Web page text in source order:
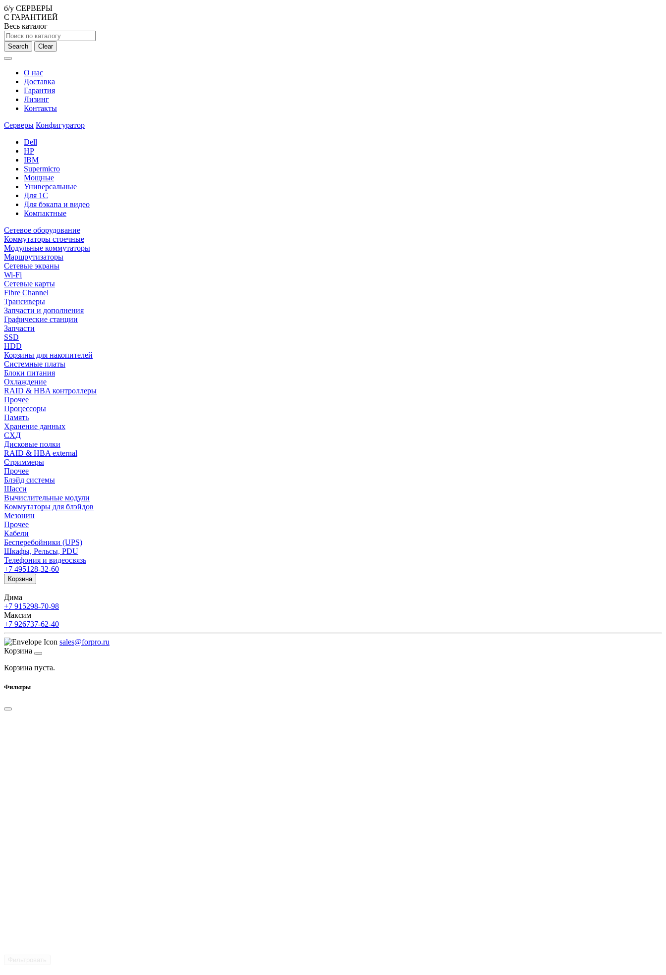
б/у СЕРВЕРЫ
С ГАРАНТИЕЙ
Весь каталог
Search Clear
О нас
Доставка
Гарантия
Лизинг
Контакты
Серверы Конфигуратор
Dell
HP
IBM
Supermicro
Мощные
Универсальные
Для 1С
Для бэкапа и видео
Компактные
Сетевое оборудование
Коммутаторы стоечные
Модульные коммутаторы
Маршрутизаторы
Сетевые экраны
Wi-Fi
Сетевые карты
Fibre Channel
Трансиверы
Запчасти и дополнения
Графические станции
Запчасти
SSD
HDD
Корзины для накопителей
Системные платы
Блоки питания
Охлаждение
RAID & HBA контроллеры
Прочее
Процессоры
Память
Хранение данных
СХД
Дисковые полки
RAID & HBA external
Стриммеры
Прочее
Блэйд системы
Шасси
Вычислительные модули
Коммутаторы для блэйдов
Мезонин
Прочее
Кабели
Бесперебойники (UPS)
Шкафы, Рельсы, PDU
Телефония и видеосвязь
+7 495128-32-60
Корзина
Дима
+7 915298-70-98
Максим
+7 926737-62-40
sales@forpro.ru
Корзина
Корзина пуста.
Фильтры